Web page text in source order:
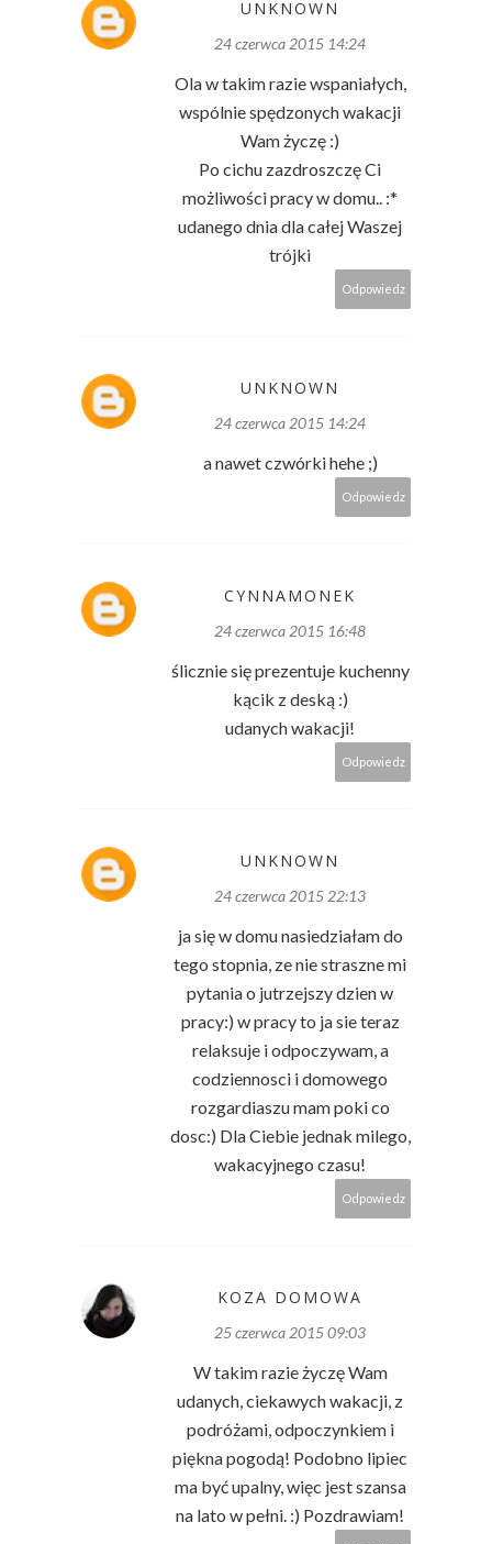
UNKNOWN
24 czerwca 2015 14:24
Ola w takim razie wspaniałych,
wspólnie spędzonych wakacji
Wam życzę :)
Po cichu zazdroszczę Ci
możliwości pracy w domu.. :*
udanego dnia dla całej Waszej
trójki
Odpowiedz
UNKNOWN
24 czerwca 2015 14:24
a nawet czwórki hehe ;)
Odpowiedz
CYNNAMONEK
24 czerwca 2015 16:48
ślicznie się prezentuje kuchenny
kącik z deską :)
udanych wakacji!
Odpowiedz
UNKNOWN
24 czerwca 2015 22:13
ja się w domu nasiedziałam do
tego stopnia, ze nie straszne mi
pytania o jutrzejszy dzien w
pracy:) w pracy to ja sie teraz
relaksuje i odpoczywam, a
codziennosci i domowego
rozgardiaszu mam poki co
dosc:) Dla Ciebie jednak milego,
wakacyjnego czasu!
Odpowiedz
KOZA DOMOWA
25 czerwca 2015 09:03
W takim razie życzę Wam
udanych, ciekawych wakacji, z
podróżami, odpoczynkiem i
piękna pogodą! Podobno lipiec
ma być upalny, więc jest szansa
na lato w pełni. :) Pozdrawiam!